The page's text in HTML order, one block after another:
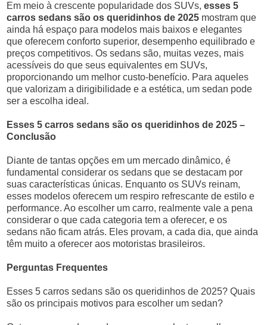
Em meio à crescente popularidade dos SUVs,esses 5
carros sedans são os queridinhos de 2025 mostram que
ainda há espaço para modelos mais baixos e elegantes
que oferecem conforto superior, desempenho equilibrado e
preços competitivos. Os sedans são, muitas vezes, mais
acessíveis do que seus equivalentes em SUVs,
proporcionando um melhor custo-benefício. Para aqueles
que valorizam a dirigibilidade e a estética, um sedan pode
ser a escolha ideal.
Esses 5 carros sedans são os queridinhos de 2025 –
Conclusão
Diante de tantas opções em um mercado dinâmico, é
fundamental considerar os sedans que se destacam por
suas características únicas. Enquanto os SUVs reinam,
esses modelos oferecem um respiro refrescante de estilo e
performance. Ao escolher um carro, realmente vale a pena
considerar o que cada categoria tem a oferecer, e os
sedans não ficam atrás. Eles provam, a cada dia, que ainda
têm muito a oferecer aos motoristas brasileiros.
Perguntas Frequentes
Esses 5 carros sedans são os queridinhos de 2025? Quais
são os principais motivos para escolher um sedan?